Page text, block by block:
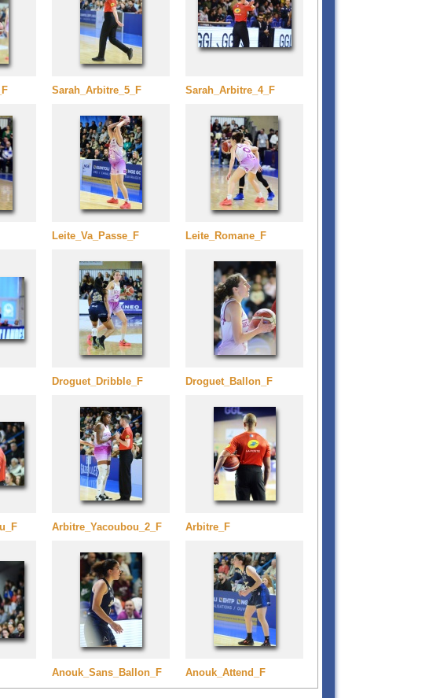
Sarah_Arbitre_5_F Sarah_Arbitre_4_F
Leite_Va_Passe_F Leite_Romane_F
Droguet_Dribble_F Droguet_Ballon_F
Arbitre_Yacoubou_2_F Arbitre_F
Anouk_Sans_Ballon_F Anouk_Attend_F